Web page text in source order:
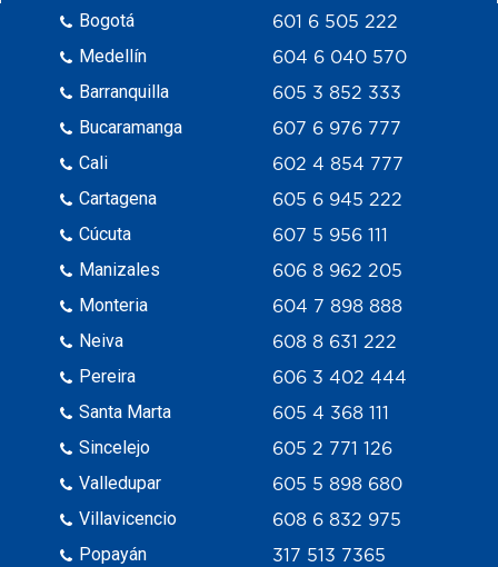
Bogotá
Medellín
Barranquilla
Bucaramanga
Cali
Cartagena
Cúcuta
Manizales
Monteria
Neiva
Pereira
Santa Marta
Sincelejo
Valledupar
Villavicencio
Popayán
601 6 505 222
604 6 040 570
605 3 852 333
607 6 976 777
602 4 854 777
605 6 945 222
607 5 956 111
606 8 962 205
604 7 898 888
608 8 631 222
606 3 402 444
605 4 368 111
605 2 771 126
605 5 898 680
608 6 832 975
317 513 7365